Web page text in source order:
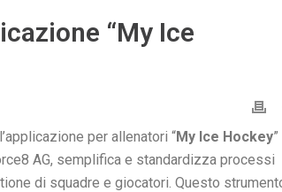
“My Ice
per allenatori “My Ice Hockey”
AG, semplifica e standardizza processi
di squadre e giocatori. Questo